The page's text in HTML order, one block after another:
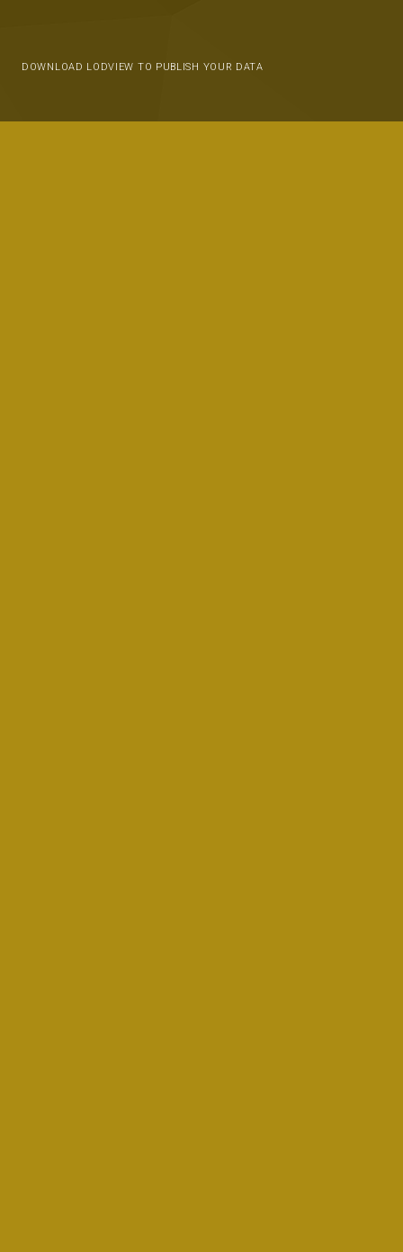
DOWNLOAD LODVIEW TO PUBLISH YOUR DATA